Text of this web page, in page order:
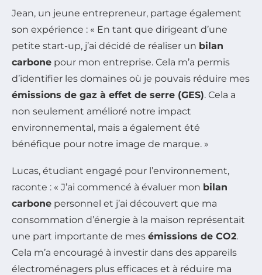
Jean, un jeune entrepreneur, partage également
son expérience : « En tant que dirigeant d’une
petite start-up, j’ai décidé de réaliser un bilan
carbone pour mon entreprise. Cela m’a permis
d’identifier les domaines où je pouvais réduire mes
émissions de gaz à effet de serre (GES). Cela a
non seulement amélioré notre impact
environnemental, mais a également été
bénéfique pour notre image de marque. »
Lucas, étudiant engagé pour l’environnement,
raconte : « J’ai commencé à évaluer mon bilan
carbone personnel et j’ai découvert que ma
consommation d’énergie à la maison représentait
une part importante de mes émissions de CO2.
Cela m’a encouragé à investir dans des appareils
électroménagers plus efficaces et à réduire ma